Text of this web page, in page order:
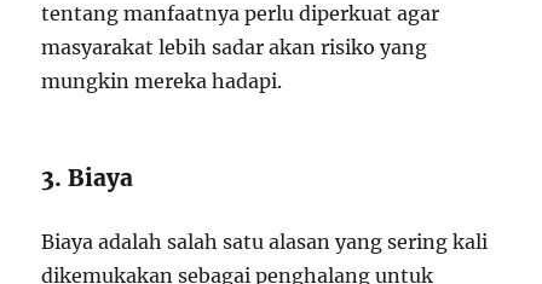
tentang manfaatnya perlu diperkuat agar
masyarakat lebih sadar akan risiko yang
mungkin mereka hadapi.
3. Biaya
Biaya adalah salah satu alasan yang sering kali
dikemukakan sebagai penghalang untuk